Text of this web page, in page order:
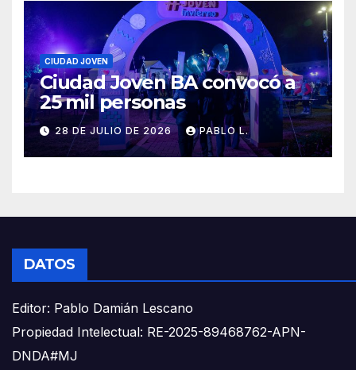
CIUDAD JOVEN
Ciudad Joven BA convocó a
25 mil personas
28 DE JULIO DE 2026 PABLO L.
DATOS
Editor: Pablo Damián Lescano
Propiedad Intelectual: RE-2025-89468762-APN-
DNDA#MJ